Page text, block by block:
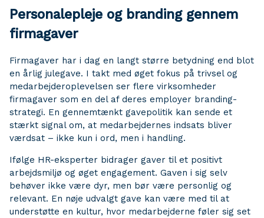
Personalepleje og branding gennem
firmagaver
Firmagaver har i dag en langt større betydning end blot
en årlig julegave. I takt med øget fokus på trivsel og
medarbejderoplevelsen ser flere virksomheder
firmagaver som en del af deres employer branding-
strategi. En gennemtænkt gavepolitik kan sende et
stærkt signal om, at medarbejdernes indsats bliver
værdsat – ikke kun i ord, men i handling.
Ifølge HR-eksperter bidrager gaver til et positivt
arbejdsmiljø og øget engagement. Gaven i sig selv
behøver ikke være dyr, men bør være personlig og
relevant. En nøje udvalgt gave kan være med til at
understøtte en kultur, hvor medarbejderne føler sig set